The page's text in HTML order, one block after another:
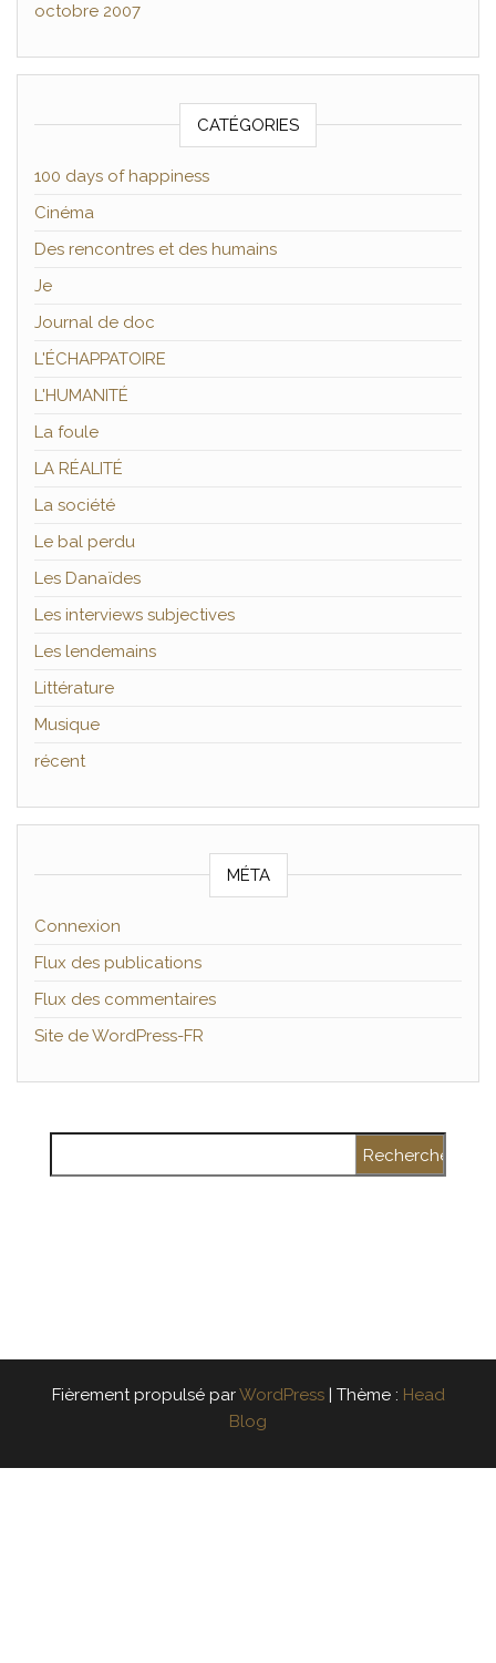
octobre 2007
CATÉGORIES
100 days of happiness
Cinéma
Des rencontres et des humains
Je
Journal de doc
L'ÉCHAPPATOIRE
L'HUMANITÉ
La foule
LA RÉALITÉ
La société
Le bal perdu
Les Danaïdes
Les interviews subjectives
Les lendemains
Littérature
Musique
récent
MÉTA
Connexion
Flux des publications
Flux des commentaires
Site de WordPress-FR
Fièrement propulsé parWordPress | Thème : Head
Blog